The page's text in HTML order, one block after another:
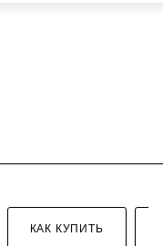
КАК КУПИТЬ